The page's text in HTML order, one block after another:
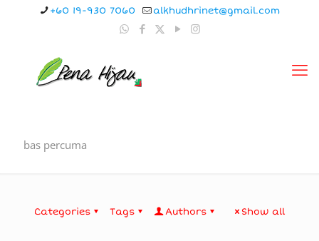
+60 19-930 7060 alkhudhrinet@gmail.com
bas percuma
Categories Tags Authors Show all